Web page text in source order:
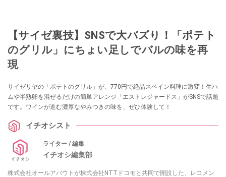
【サイゼ裏技】SNSで大バズり！「ポテト
のグリル」にちょい足しでバルの味を再
現
サイゼリヤの「ポテトのグリル」が、770円で絶品スペイン料理に激変！生ハ
ムや半熟卵を混ぜるだけの簡単アレンジ「エストレジャードス」がSNSで話題
です。ワインが進む濃厚なやみつきの味を、ぜひ体験して！
イチオシスト
ライター / 編集
イチオシ編集部
株式会社オールアバウトが株式会社NTTドコモと共同で開設した、レコメン